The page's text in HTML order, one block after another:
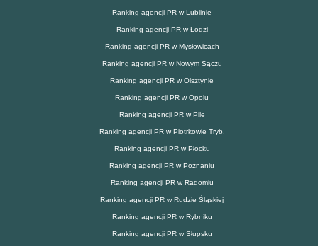
Ranking agencji PR w Lublinie
Ranking agencji PR w Łodzi
Ranking agencji PR w Mysłowicach
Ranking agencji PR w Nowym Sączu
Ranking agencji PR w Olsztynie
Ranking agencji PR w Opolu
Ranking agencji PR w Pile
Ranking agencji PR w Piotrkowie Tryb.
Ranking agencji PR w Płocku
Ranking agencji PR w Poznaniu
Ranking agencji PR w Radomiu
Ranking agencji PR w Rudzie Śląskiej
Ranking agencji PR w Rybniku
Ranking agencji PR w Słupsku